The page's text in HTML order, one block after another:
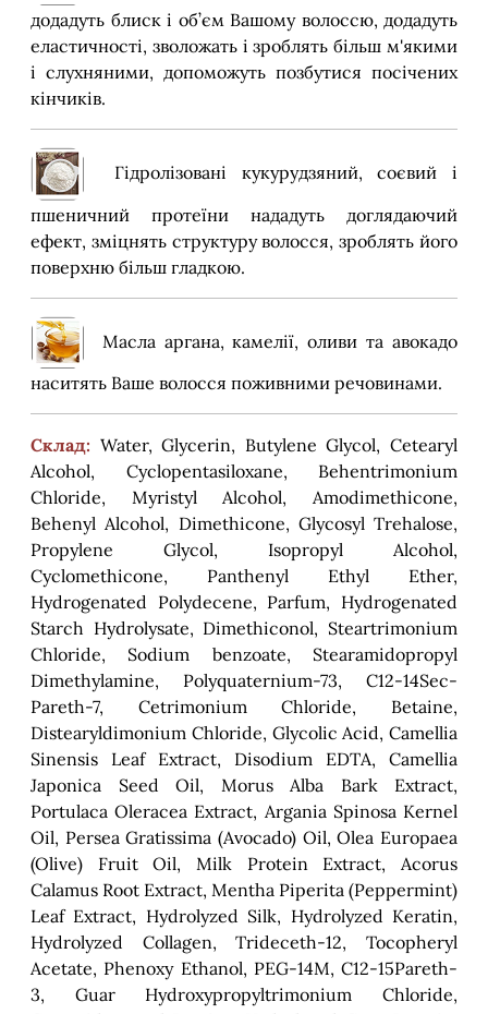
додадуть блиск і об’єм Вашому волоссю, додадуть
еластичності, зволожать і зроблять більш м'якими
і слухняними, допоможуть позбутися посічених
кінчиків.
Гідролізовані кукурудзяний, соєвий і
пшеничний протеїни нададуть доглядаючий
ефект, зміцнять структуру волосся, зроблять його
поверхню більш гладкою.
Масла аргана, камелії, оливи та авокадо
наситять Ваше волосся поживними речовинами.
Склад: Water, Glycerin, Butylene Glycol, Cetearyl
Alcohol, Cyclopentasiloxane, Behentrimonium
Chloride, Myristyl Alcohol, Amodimethicone,
Behenyl Alcohol, Dimethicone, Glycosyl Trehalose,
Propylene Glycol, Isopropyl Alcohol,
Cyclomethicone, Panthenyl Ethyl Ether,
Hydrogenated Polydecene, Parfum, Hydrogenated
Starch Hydrolysate, Dimethiconol, Steartrimonium
Chloride, Sodium benzoate, Stearamidopropyl
Dimethylamine, Polyquaternium-73, C12-14Sec-
Pareth-7, Cetrimonium Chloride, Betaine,
Distearyldimonium Chloride, Glycolic Acid, Camellia
Sinensis Leaf Extract, Disodium EDTA, Camellia
Japonica Seed Oil, Morus Alba Bark Extract,
Portulaca Oleracea Extract, Argania Spinosa Kernel
Oil, Persea Gratissima (Avocado) Oil, Olea Europaea
(Olive) Fruit Oil, Milk Protein Extract, Acorus
Calamus Root Extract, Mentha Piperita (Peppermint)
Leaf Extract, Hydrolyzed Silk, Hydrolyzed Keratin,
Hydrolyzed Collagen, Trideceth-12, Tocopheryl
Acetate, Phenoxy Ethanol, PEG-14M, C12-15Pareth-
3, Guar Hydroxypropyltrimonium Chloride,